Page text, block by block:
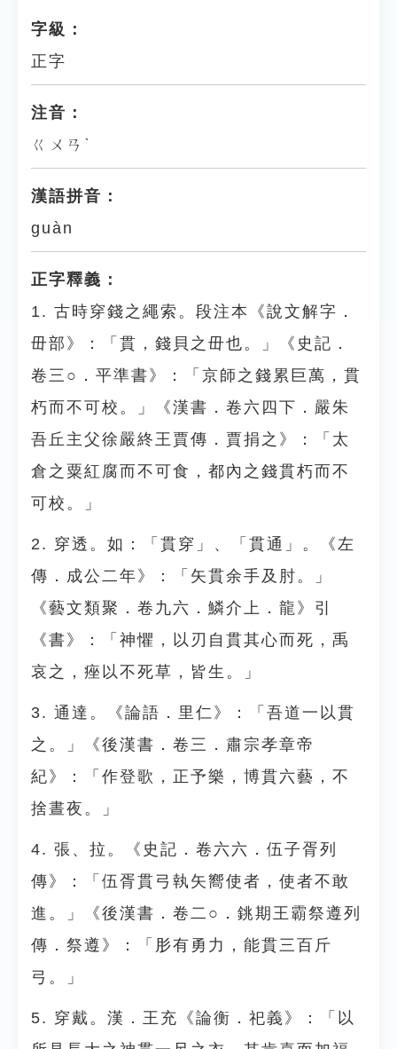
字級：
正字
注音：
ㄍㄨㄢˋ
漢語拼音：
guàn
正字釋義：
1. 古時穿錢之繩索。段注本《說文解字．
毌部》：「貫，錢貝之毌也。」《史記．
卷三○．平準書》：「京師之錢累巨萬，貫
朽而不可校。」《漢書．卷六四下．嚴朱
吾丘主父徐嚴終王賈傳．賈捐之》：「太
倉之粟紅腐而不可食，都內之錢貫朽而不
可校。」
2. 穿透。如：「貫穿」、「貫通」。《左
傳．成公二年》：「矢貫余手及肘。」
《藝文類聚．卷九六．鱗介上．龍》引
《書》：「神懼，以刃自貫其心而死，禹
哀之，痤以不死草，皆生。」
3. 通達。《論語．里仁》：「吾道一以貫
之。」《後漢書．卷三．肅宗孝章帝
紀》：「作登歌，正予樂，博貫六藝，不
捨晝夜。」
4. 張、拉。《史記．卷六六．伍子胥列
傳》：「伍胥貫弓執矢嚮使者，使者不敢
進。」《後漢書．卷二○．銚期王霸祭遵列
傳．祭遵》：「肜有勇力，能貫三百斤
弓。」
5. 穿戴。漢．王充《論衡．祀義》：「以